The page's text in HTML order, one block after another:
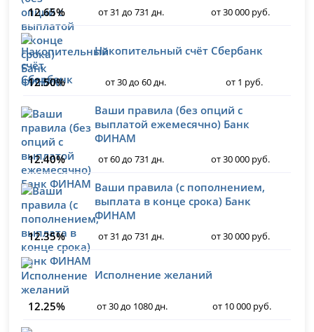
12.65%
от 31 до 731 дн. от 30 000 руб.
Накопительный счёт Сбербанк
12.50% от 30 до 60 дн. от 1 руб.
Ваши правила (без опций с
выплатой ежемесячно) Банк
ФИНАМ
12.40%
от 60 до 731 дн. от 30 000 руб.
Ваши правила (с пополнением,
выплата в конце срока) Банк
ФИНАМ
12.35%
от 31 до 731 дн. от 30 000 руб.
Исполнение желаний
12.25% от 30 до 1080 дн. от 10 000 руб.